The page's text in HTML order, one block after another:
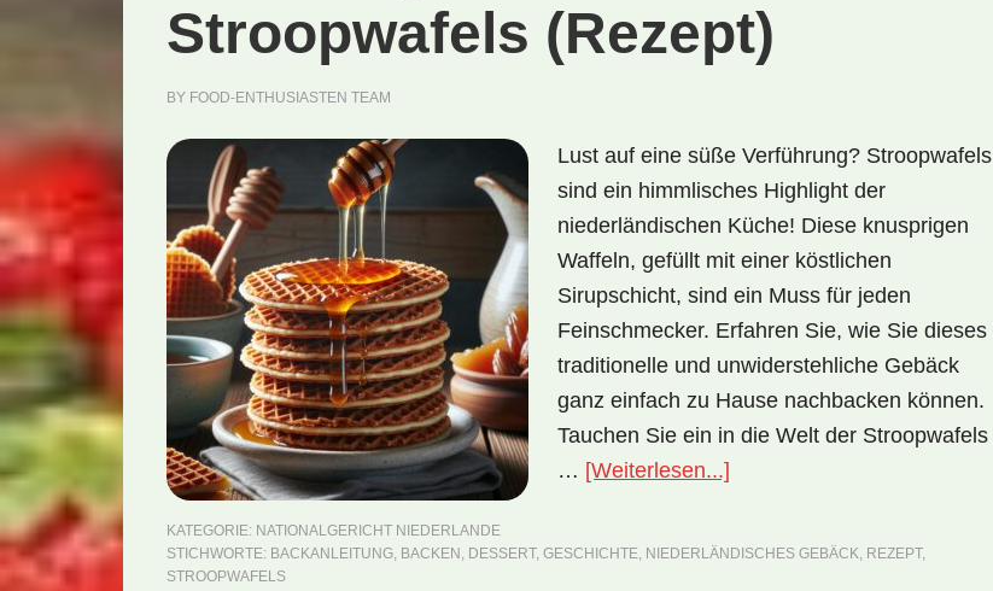
Stroopwafels (Rezept)
BY FOOD-ENTHUSIASTEN TEAM
Lust auf eine süße Verführung? Stroopwafels
sind ein himmlisches Highlight der
niederländischen Küche! Diese knusprigen
Waffeln, gefüllt mit einer köstlichen
Sirupschicht, sind ein Muss für jeden
Feinschmecker. Erfahren Sie, wie Sie dieses
traditionelle und unwiderstehliche Gebäck
ganz einfach zu Hause nachbacken können.
Tauchen Sie ein in die Welt der Stroopwafels
… [Weiterlesen...]
Stroopwafels
KATEGORIE: NATIONALGERICHT NIEDERLANDE
STICHWORTE: BACKANLEITUNG, BACKEN , DESSERT, GESCHICHTE, NIEDERLÄNDISCHES GEBÄCK, REZEPT,
STROOPWAFELS